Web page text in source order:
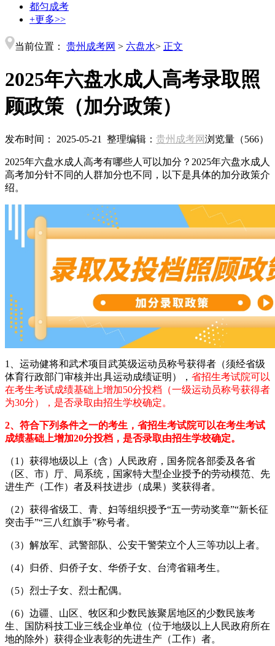
都匀成考
+更多>>
当前位置： 贵州成考网 > 六盘水> 正文
2025年六盘水成人高考录取照
顾政策（加分政策）
发布时间： 2025-05-21 整理编辑： 贵州成考网浏览量（566）
2025年六盘水成人高考有哪些人可以加分？2025年六盘水成人
高考加分针不同的人群加分也不同，以下是具体的加分政策介
绍。
1、运动健将和武术项目武英级运动员称号获得者（须经省级
体育行政部门审核并出具运动成绩证明）， 省招生考试院可以
在考生考试成绩基础上增加50分投档（一级运动员称号获得者
为30分），是否录取由招生学校确定。
2、符合下列条件之一的考生，省招生考试院可以在考生考试
成绩基础上增加20分投档，是否录取由招生学校确定。
（1）获得地级以上（含）人民政府，国务院各部委及各省
（区、市）厅、局系统，国家特大型企业授予的劳动模范、先
进生产（工作）者及科技进步（成果）奖获得者。
（2）获得省级工、青、妇等组织授予“五一劳动奖章”“新长征
突击手”“三八红旗手”称号者。
（3）解放军、武警部队、公安干警荣立个人三等功以上者。
（4）归侨、归侨子女、华侨子女、台湾省籍考生。
（5）烈士子女、烈士配偶。
（6）边疆、山区、牧区和少数民族聚居地区的少数民族考
生、国防科技工业三线企业单位（位于地级以上人民政府所在
地的除外）获得企业表彰的先进生产（工作）者。